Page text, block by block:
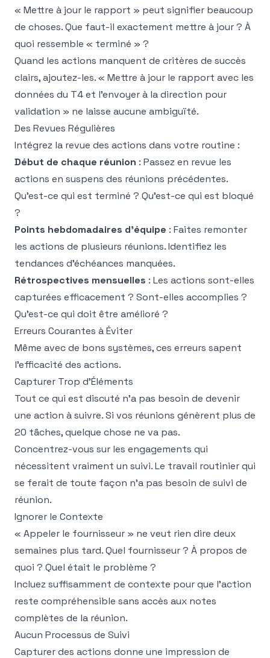
« Mettre à jour le rapport » peut signifier beaucoup
de choses. Que faut-il exactement mettre à jour ? À
quoi ressemble « terminé » ?
Quand les actions manquent de critères de succès
clairs, ajoutez-les. « Mettre à jour le rapport avec les
données du T4 et l'envoyer à la direction pour
validation » ne laisse aucune ambiguïté.
Des Revues Régulières
Intégrez la revue des actions dans votre routine :
Début de chaque réunion : Passez en revue les
actions en suspens des réunions précédentes.
Qu'est-ce qui est terminé ? Qu'est-ce qui est bloqué
?
Points hebdomadaires d'équipe : Faites remonter
les actions de plusieurs réunions. Identifiez les
tendances d'échéances manquées.
Rétrospectives mensuelles : Les actions sont-elles
capturées efficacement ? Sont-elles accomplies ?
Qu'est-ce qui doit être amélioré ?
Erreurs Courantes à Éviter
Même avec de bons systèmes, ces erreurs sapent
l'efficacité des actions.
Capturer Trop d'Éléments
Tout ce qui est discuté n'a pas besoin de devenir
une action à suivre. Si vos réunions génèrent plus de
20 tâches, quelque chose ne va pas.
Concentrez-vous sur les engagements qui
nécessitent vraiment un suivi. Le travail routinier qui
se ferait de toute façon n'a pas besoin de suivi de
réunion.
Ignorer le Contexte
« Appeler le fournisseur » ne veut rien dire deux
semaines plus tard. Quel fournisseur ? À propos de
quoi ? Quel était le problème ?
Incluez suffisamment de contexte pour que l'action
reste compréhensible sans accès aux notes
complètes de la réunion.
Aucun Processus de Suivi
Capturer des actions donne une impression de